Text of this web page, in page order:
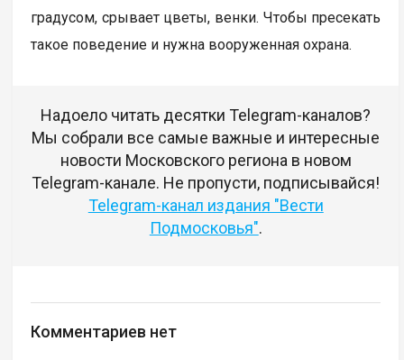
градусом, срывает цветы, венки. Чтобы пресекать
такое поведение и нужна вооруженная охрана.
Надоело читать десятки Telegram-каналов?
Мы собрали все самые важные и интересные
новости Московского региона в новом
Telegram-канале. Не пропусти, подписывайся!
Telegram-канал издания "Вести
Подмосковья".
Комментариев нет